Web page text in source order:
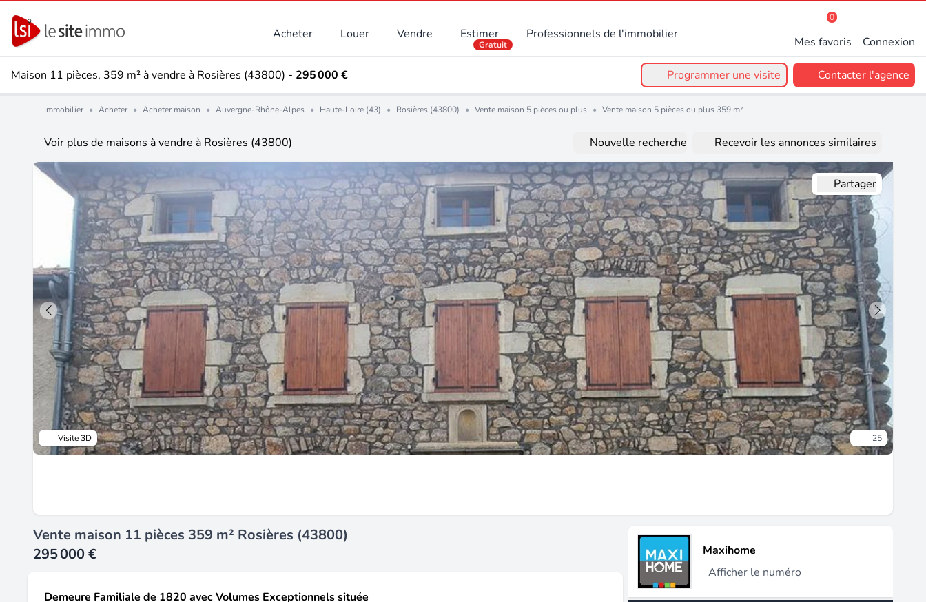
Acheter Louer Vendre Estimer
Gratuit
Professionnels de l'immobilier
0
Mes favoris Connexion
Maison 11 pièces, 359 m² à vendre à Rosières (43800) - 295 000 € Programmer une visite Contacter l'agence
Immobilier • Acheter • Acheter maison • Auvergne-Rhône-Alpes • Haute-Loire (43) • Rosières (43800) • Vente maison 5 pièces ou plus • Vente maison 5 pièces ou plus 359 m²
Voir plus de maisons à vendre à Rosières (43800) Nouvelle recherche Recevoir les annonces similaires
Visite 3D 25
Partager
Vente maison 11 pièces 359 m² Rosières (43800)
295 000 €
Demeure Familiale de 1820 avec Volumes Exceptionnels située
Maxihome
Afficher le numéro